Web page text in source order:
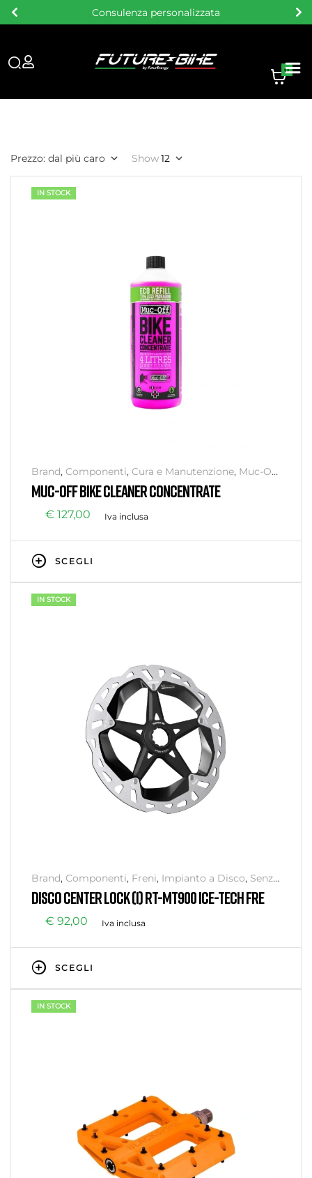
Consulenza personalizzata
0
Prezzo: dal più caro Show12
IN STOCK
Brand, Componenti, Cura e Manutenzione, Muc-Off
Officina,Senza categoria
MUC-OFF BIKE CLEANER CONCENTRATE
€ 127,00 Iva inclusa
SCEGLI
IN STOCK
Brand, Componenti, Freni, Impianto a Disco, Senza
categoria,SHIMANO
DISCO CENTER LOCK (I) RT-MT900 ICE-TECH FRE
€ 92,00 Iva inclusa
SCEGLI
IN STOCK